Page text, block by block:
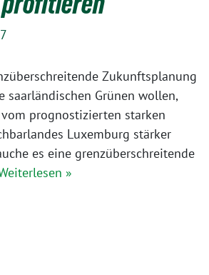
Zukunftsplanung
saarländischen Grünen wollen,
prognostizierten starken
Luxemburg stärker
es eine grenzüberschreitende
»